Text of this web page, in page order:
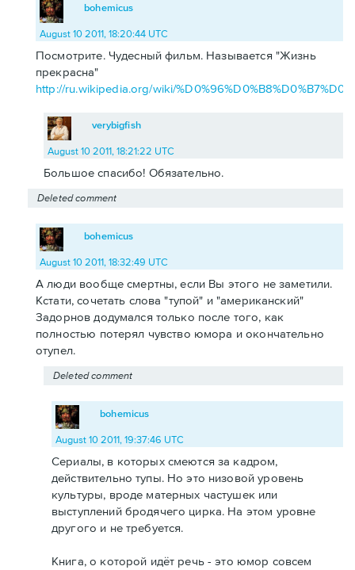
bohemicus
August 10 2011, 18:20:44 UTC
Посмотрите. Чудесный фильм. Называется "Жизнь
прекрасна"
http://ru.wikipedia.org/wiki/
verybigfish
August 10 2011, 18:21:22 UTC
Большое спасибо! Обязательно.
Deleted comment
bohemicus
August 10 2011, 18:32:49 UTC
А люди вообще смертны, если Вы этого не заметили.
Кстати, сочетать слова "тупой" и "американский"
Задорнов додумался только после того, как
полностью потерял чувство юмора и окончательно
отупел.
Deleted comment
bohemicus
August 10 2011, 19:37:46 UTC
Сериалы, в которых смеются за кадром,
действительно тупы. Но это низовой уровень
культуры, вроде матерных частушек или
выступлений бродячего цирка. На этом уровне
другого и не требуется.
Книга, о которой идёт речь - это юмор совсем